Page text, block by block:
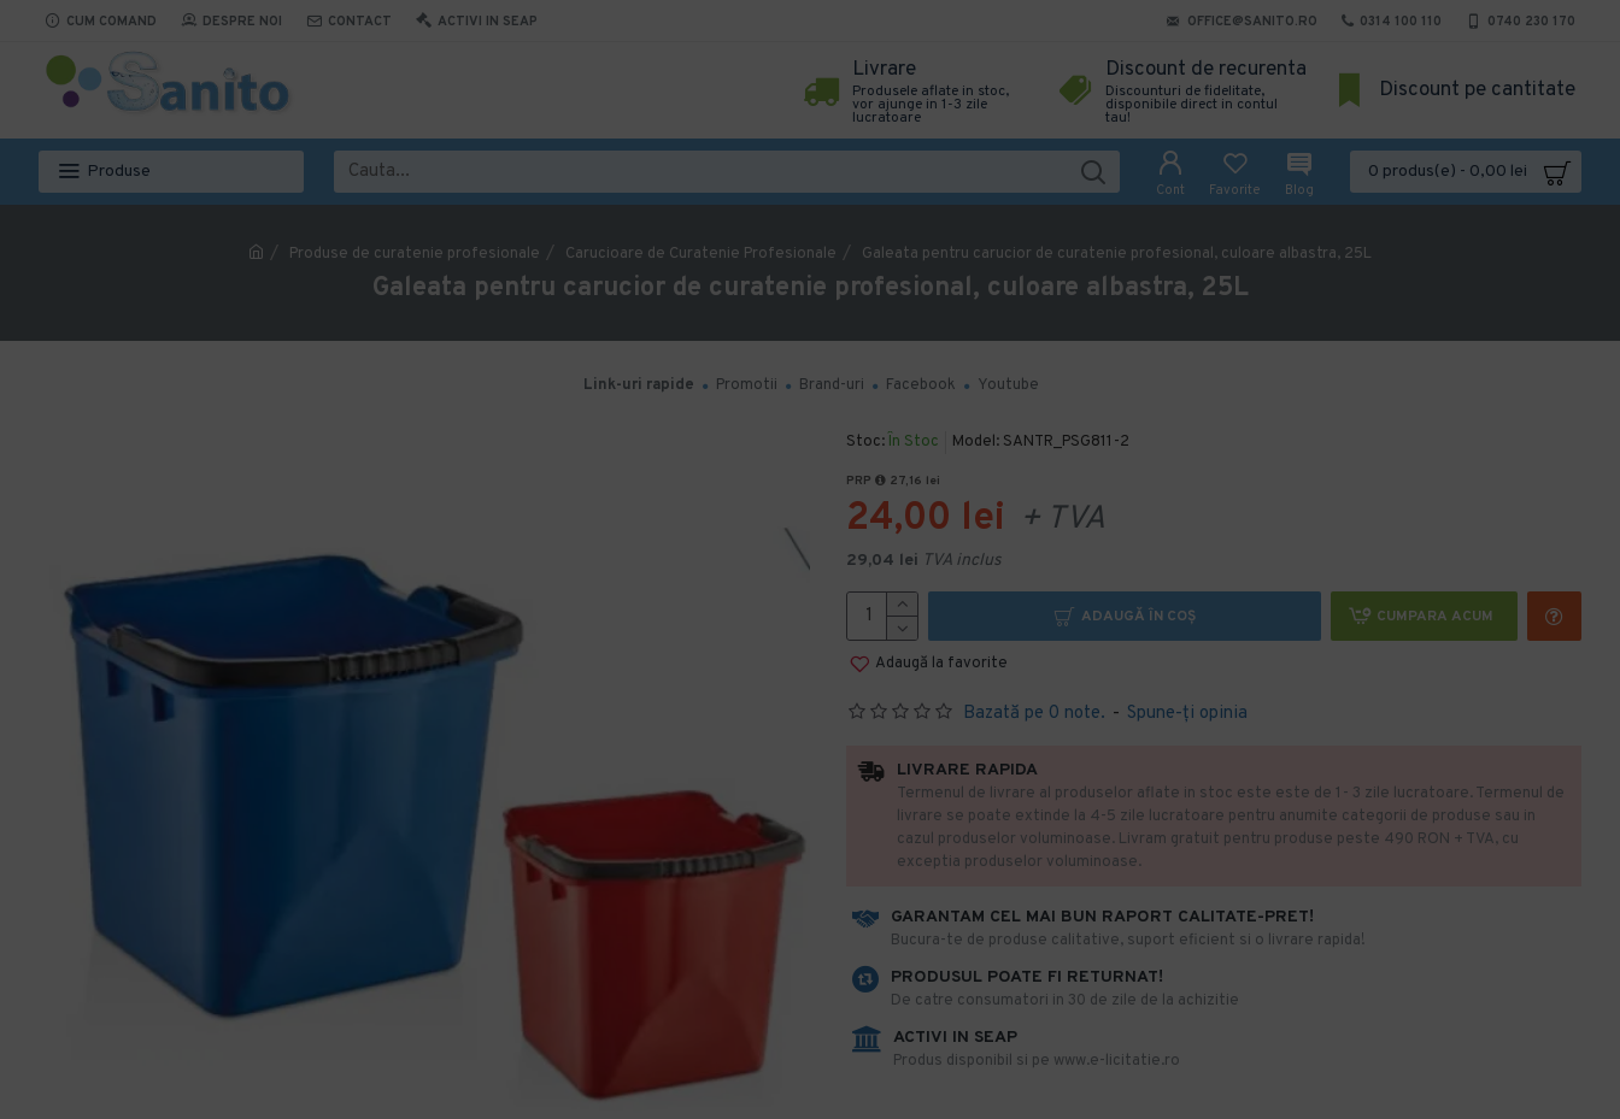
CUM COMAND DESPRE NOI CONTACT ACTIVI IN SEAP OFFICE@SANITO.RO 0314 100 110 0740 230 170
Livrare
Produsele aflate in stoc,
vor ajunge in 1-3 zile
lucratoare
Discount de recurenta
Discounturi de fidelitate,
disponibile direct in contul
tau!
Discount pe cantitate
Produse
Cont Favorite Blog
0 produs(e) - 0,00 lei
Produse de curatenie profesionale Carucioare de Curatenie Profesionale Galeata pentru carucior de curatenie profesional, culoare albastra, 25L
Galeata pentru carucior de curatenie profesional, culoare albastra, 25L
Link-uri rapide Promotii Brand-uri Facebook Youtube
Stoc: În Stoc Model: SANTR_PSG811-2
Bazată pe 0 note. - Spune-ţi opinia
PRP 27,16 lei
24,00 lei + TVA
29,04 lei TVA inclus
ADAUGĂ ÎN COŞ CUMPARA ACUM
Adaugă la favorite
GARANTAM CEL MAI BUN RAPORT CALITATE-PRET!
​Bucura-te de produse calitative, suport eficient si o livrare rapida!
PRODUSUL POATE FI RETURNAT!
De catre consumatori in 30 de zile de la achizitie
ACTIVI IN SEAP
Produs disponibil si pe www.e-licitatie.ro
LIVRARE RAPIDA
Termenul de livrare al produselor aflate in stoc este este de 1- 3 zile lucratoare. Termenul de
livrare se poate extinde la 4-5 zile lucratoare pentru anumite categorii de produse sau in
cazul produselor voluminoase. Livram gratuit pentru produse peste 490 RON + TVA, cu
exceptia produselor voluminoase.